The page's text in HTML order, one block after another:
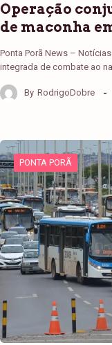
Operação
de maconha
Ponta Porã News –
integrada de combate ao
By RodrigoDobre
PONTA PORÃ